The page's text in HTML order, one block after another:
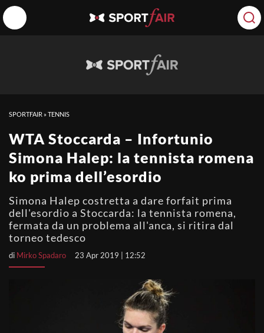
SPORTFAIR »TENNIS
WTA Stoccarda – Infortunio
Simona Halep: la tennista romena
ko prima dell’esordio
Simona Halep costretta a dare forfait prima
dell'esordio a Stoccarda: la tennista romena,
fermata da un problema all'anca, si ritira dal
torneo tedesco
di Mirko Spadaro 23 Apr 2019 | 12:52